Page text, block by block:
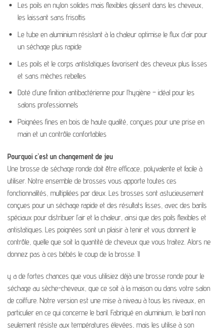
Les poils en nylon solides mais flexibles glissent dans les cheveux,
les laissant sans frisottis
Le tube en aluminium résistant à la chaleur optimise le flux d’air pour
un séchage plus rapide
Les poils et le corps antistatiques favorisent des cheveux plus lisses
et sans mèches rebelles
Doté d’une finition antibactérienne pour l’hygiène – idéal pour les
salons professionnels
Poignées fines en bois de haute qualité, conçues pour une prise en
main et un contrôle confortables
Pourquoi c’est un changement de jeu
Une brosse de séchage ronde doit être efficace, polyvalente et facile à
utiliser. Notre ensemble de brosses vous apporte toutes ces
fonctionnalités, multipliées par deux. Les brosses sont astucieusement
conçues pour un séchage rapide et des résultats lisses, avec des barils
spéciaux pour distribuer l’air et la chaleur, ainsi que des poils flexibles et
antistatiques. Les poignées sont un plaisir à tenir et vous donnent le
contrôle, quelle que soit la quantité de cheveux que vous traitez. Alors ne
donnez pas à ces bébés le coup de la brosse. Il
y a de fortes chances que vous utilisiez déjà une brosse ronde pour le
séchage au sèche-cheveux, que ce soit à la maison ou dans votre salon
de coiffure. Notre version est une mise à niveau à tous les niveaux, en
particulier en ce qui concerne le baril. Fabriqué en aluminium, le baril non
seulement résiste aux températures élevées, mais les utilise à son